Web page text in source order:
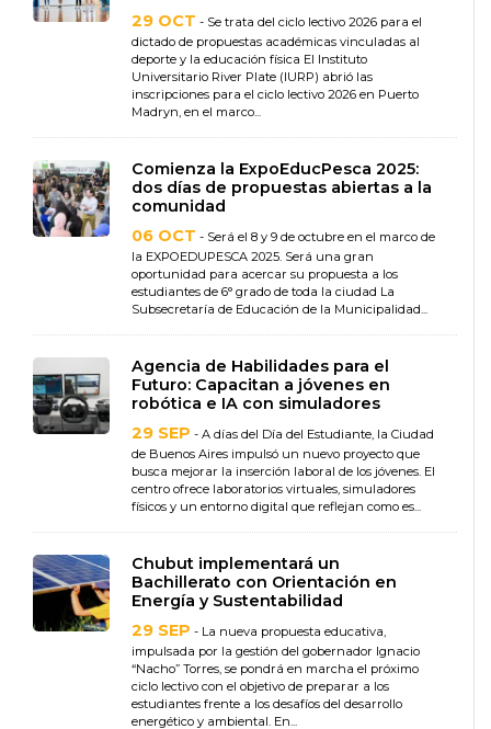
29 OCT - Se trata del ciclo lectivo 2026 para el
dictado de propuestas académicas vinculadas al
deporte y la educación física El Instituto
Universitario River Plate (IURP) abrió las
inscripciones para el ciclo lectivo 2026 en Puerto
Madryn, en el marco...
Comienza la ExpoEducPesca 2025:
dos días de propuestas abiertas a la
comunidad
06 OCT - Será el 8 y 9 de octubre en el marco de
la EXPOEDUPESCA 2025. Será una gran
oportunidad para acercar su propuesta a los
estudiantes de 6° grado de toda la ciudad La
Subsecretaría de Educación de la Municipalidad...
Agencia de Habilidades para el
Futuro: Capacitan a jóvenes en
robótica e IA con simuladores
29 SEP - A días del Día del Estudiante, la Ciudad
de Buenos Aires impulsó un nuevo proyecto que
busca mejorar la inserción laboral de los jóvenes. El
centro ofrece laboratorios virtuales, simuladores
físicos y un entorno digital que reflejan como es...
Chubut implementará un
Bachillerato con Orientación en
Energía y Sustentabilidad
29 SEP - La nueva propuesta educativa,
impulsada por la gestión del gobernador Ignacio
“Nacho” Torres, se pondrá en marcha el próximo
ciclo lectivo con el objetivo de preparar a los
estudiantes frente a los desafíos del desarrollo
energético y ambiental. En...